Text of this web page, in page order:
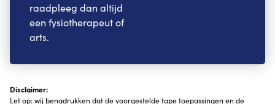
raadpleeg dan altijd
een fysiotherapeut of
arts.
Disclaimer:
Let op: wij benadrukken dat de voorgestelde tape toepassingen en de